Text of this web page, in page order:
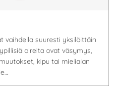
vaihdella suuresti yksilöittäin
oireita ovat väsymys,
kipu tai mielialan